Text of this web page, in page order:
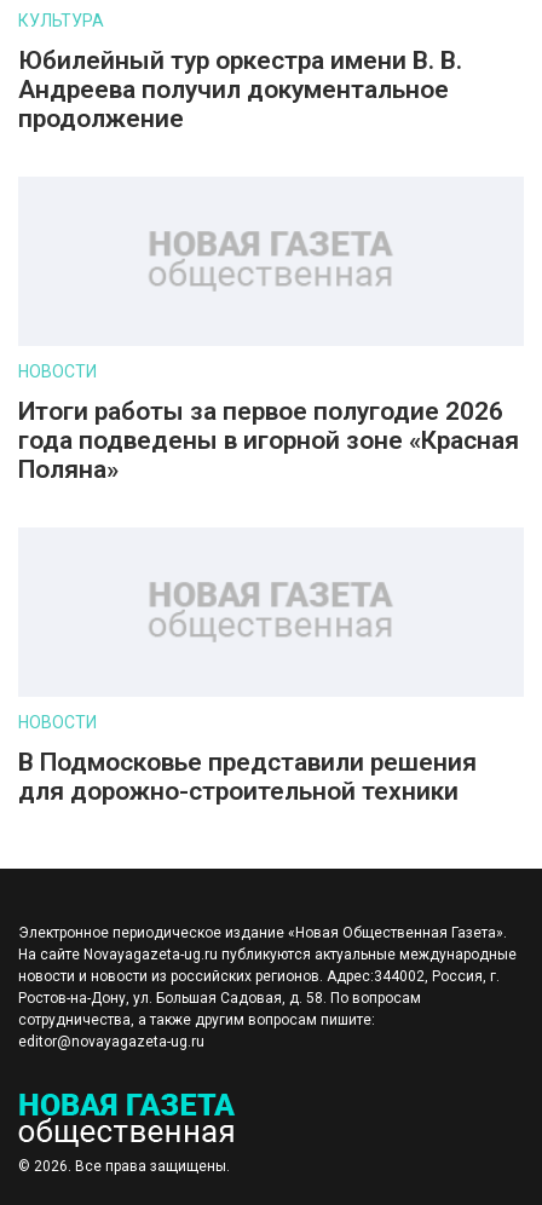
КУЛЬТУРА
Юбилейный тур оркестра имени В. В.
Андреева получил документальное
продолжение
НОВОСТИ
Итоги работы за первое полугодие 2026
года подведены в игорной зоне «Красная
Поляна»
НОВОСТИ
В Подмосковье представили решения
для дорожно-строительной техники
Электронное периодическое издание «Новая Общественная Газета».
На сайте Novayagazeta-ug.ru публикуются актуальные международные
новости и новости из российских регионов. Адрес:344002, Россия, г.
Ростов-на-Дону, ул. Большая Садовая, д. 58. По вопросам
сотрудничества, а также другим вопросам пишите:
editor@novayagazeta-ug.ru
© 2026. Все права защищены.